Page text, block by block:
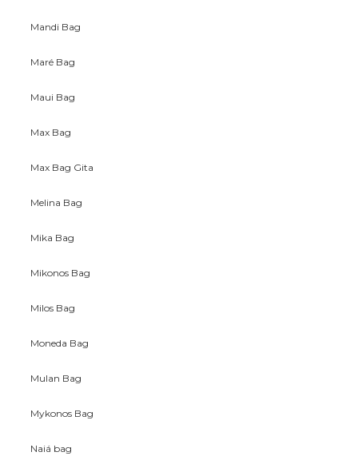
Mandi Bag
Maré Bag
Maui Bag
Max Bag
Max Bag Gita
Melina Bag
Mika Bag
Mikonos Bag
Milos Bag
Moneda Bag
Mulan Bag
Mykonos Bag
Naiá bag